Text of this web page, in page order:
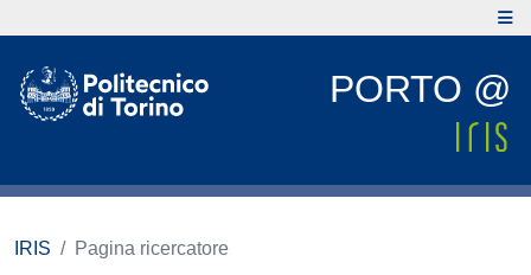
PORTO @
IRIS Pagina ricercatore